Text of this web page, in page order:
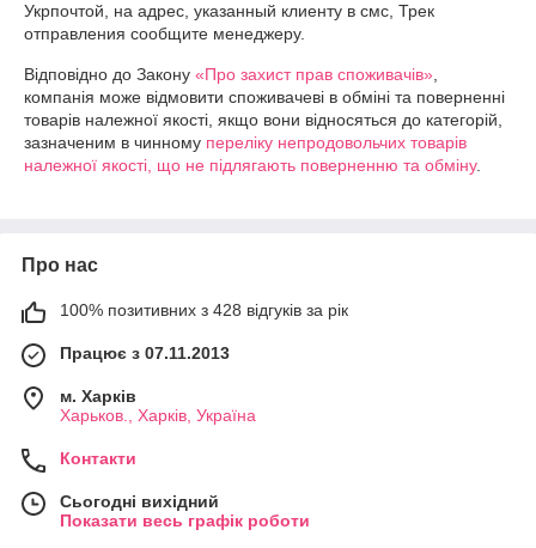
Укрпочтой, на адрес, указанный клиенту в смс, Трек
отправления сообщите менеджеру.
Відповідно до Закону «Про захист прав споживачів»
компанія може відмовити споживачеві в обміні та поверненні
товарів належної якості, якщо вони відносяться до категорій,
зазначеним в чинному переліку непродовольчих товарів
належної якості, що не підлягають поверненню та обміну.
Про нас
100% позитивних з 428 відгуків за рік
Працює з 07.11.2013
м. Харків
Харьков., Харків, Україна
Контакти
Сьогодні вихідний
Показати весь графік роботи